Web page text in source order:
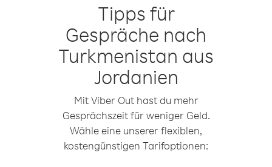
Tipps für
Gespräche nach
Turkmenistan aus
Jordanien
Mit Viber Out hast du mehr
Gesprächszeit für weniger Geld.
Wähle eine unserer flexiblen,
kostengünstigen Tarifoptionen: